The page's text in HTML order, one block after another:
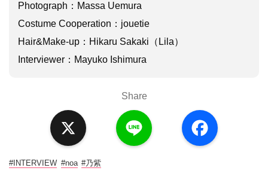
Photograph：Massa Uemura
Costume Cooperation：jouetie
Hair&Make-up：Hikaru Sakaki（Lila）
Interviewer：Mayuko Ishimura
Share
a
c
#INTERVIEW #noa #乃紫